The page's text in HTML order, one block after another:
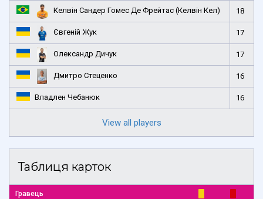
Келвін Сандер Гомес Де Фрейтас (Келвін Кел) 18
Євгеній Жук 17
Олександр Дичук 17
Дмитро Стеценко 16
Владлен Чебанюк 16
View all players
Таблиця карток
Гравець